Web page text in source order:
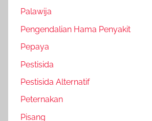
Palawija
Pengendalian Hama Penyakit
Pepaya
Pestisida
Pestisida Alternatif
Peternakan
Pisang